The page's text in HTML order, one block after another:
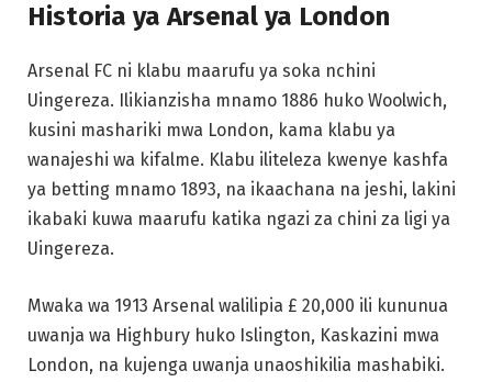
Historia ya Arsenal ya London
Arsenal FC ni klabu maarufu ya soka nchini
Uingereza. Ilikianzisha mnamo 1886 huko Woolwich,
kusini mashariki mwa London, kama klabu ya
wanajeshi wa kifalme. Klabu iliteleza kwenye kashfa
ya betting mnamo 1893, na ikaachana na jeshi, lakini
ikabaki kuwa maarufu katika ngazi za chini za ligi ya
Uingereza.
Mwaka wa 1913 Arsenal walilipia £ 20,000 ili kununua
uwanja wa Highbury huko Islington, Kaskazini mwa
London, na kujenga uwanja unaoshikilia mashabiki.